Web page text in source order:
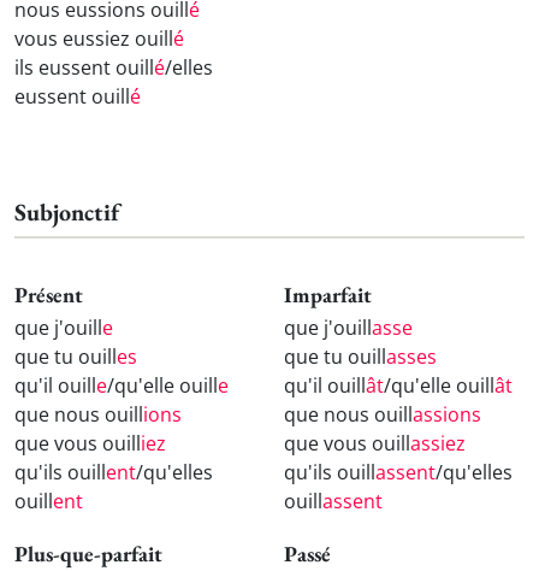
nous eussions ouillé
vous eussiez ouillé
ils eussent ouillé/elles
eussent ouillé
Subjonctif
Présent
que j'ouille
que tu ouilles
qu'il ouille/qu'elle ouille
que nous ouillions
que vous ouilliez
qu'ils ouillent/qu'elles
ouillent
Imparfait
que j'ouillasse
que tu ouillasses
qu'il ouillât/qu'elle ouillât
que nous ouillassions
que vous ouillassiez
qu'ils ouillassent/qu'elles
ouillassent
Plus-que-parfait Passé